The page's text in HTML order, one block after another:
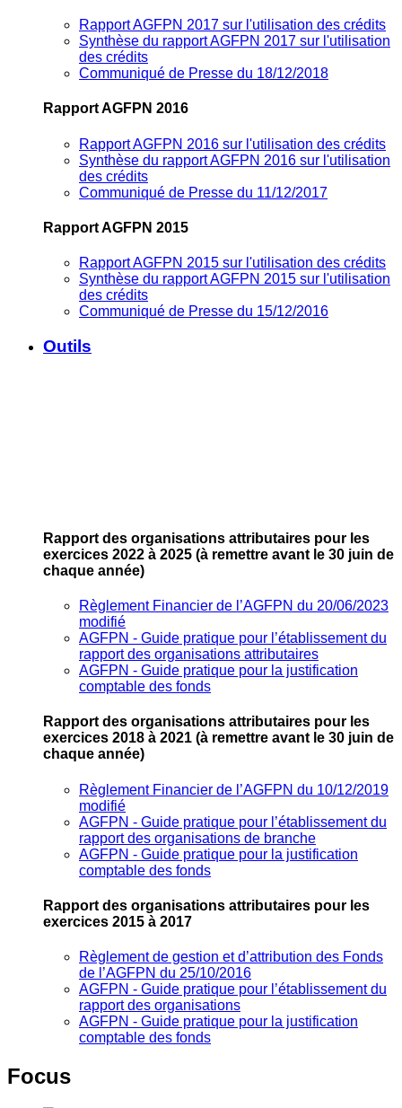
Rapport AGFPN 2017 sur l'utilisation des crédits
Synthèse du rapport AGFPN 2017 sur l'utilisation
des crédits
Communiqué de Presse du 18/12/2018
Rapport AGFPN 2016
Rapport AGFPN 2016 sur l'utilisation des crédits
Synthèse du rapport AGFPN 2016 sur l'utilisation
des crédits
Communiqué de Presse du 11/12/2017
Rapport AGFPN 2015
Rapport AGFPN 2015 sur l'utilisation des crédits
Synthèse du rapport AGFPN 2015 sur l'utilisation
des crédits
Communiqué de Presse du 15/12/2016
Outils
Rapport des organisations attributaires pour les
exercices 2022 à 2025 (à remettre avant le 30 juin de
chaque année)
Règlement Financier de l’AGFPN du 20/06/2023
modifié
AGFPN ‐ Guide pratique pour l’établissement du
rapport des organisations attributaires
AGFPN ‐ Guide pratique pour la justification
comptable des fonds
Rapport des organisations attributaires pour les
exercices 2018 à 2021 (à remettre avant le 30 juin de
chaque année)
Règlement Financier de l’AGFPN du 10/12/2019
modifié
AGFPN ‐ Guide pratique pour l’établissement du
rapport des organisations de branche
AGFPN ‐ Guide pratique pour la justification
comptable des fonds
Rapport des organisations attributaires pour les
exercices 2015 à 2017
Règlement de gestion et d’attribution des Fonds
de l’AGFPN du 25/10/2016
AGFPN ‐ Guide pratique pour l’établissement du
rapport des organisations
AGFPN ‐ Guide pratique pour la justification
comptable des fonds
Focus